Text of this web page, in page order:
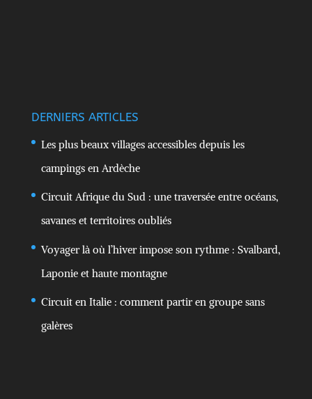
DERNIERS ARTICLES
Les plus beaux villages accessibles depuis les
campings en Ardèche
Circuit Afrique du Sud : une traversée entre océans,
savanes et territoires oubliés
Voyager là où l’hiver impose son rythme : Svalbard,
Laponie et haute montagne
Circuit en Italie : comment partir en groupe sans
galères